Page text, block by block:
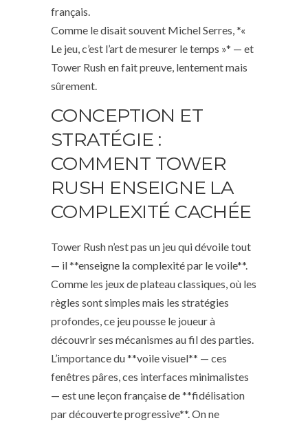
français.
Comme le disait souvent Michel Serres, *«
Le jeu, c’est l’art de mesurer le temps »* — et
Tower Rush en fait preuve, lentement mais
sûrement.
CONCEPTION ET
STRATÉGIE :
COMMENT TOWER
RUSH ENSEIGNE LA
COMPLEXITÉ CACHÉE
Tower Rush n’est pas un jeu qui dévoile tout
— il **enseigne la complexité par le voile**.
Comme les jeux de plateau classiques, où les
règles sont simples mais les stratégies
profondes, ce jeu pousse le joueur à
découvrir ses mécanismes au fil des parties.
L’importance du **voile visuel** — ces
fenêtres pâres, ces interfaces minimalistes
— est une leçon française de **fidélisation
par découverte progressive**. On ne